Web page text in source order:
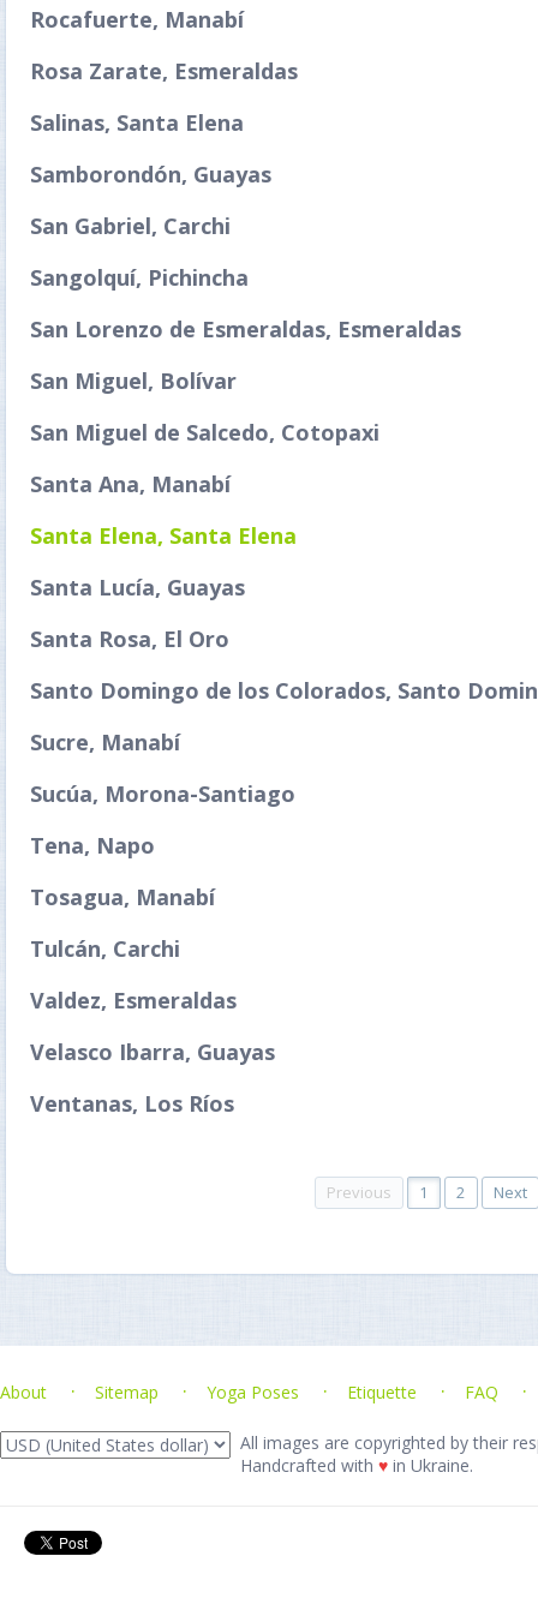
Rocafuerte, Manabí
Rosa Zarate, Esmeraldas
Salinas, Santa Elena
Samborondón, Guayas
San Gabriel, Carchi
Sangolquí, Pichincha
San Lorenzo de Esmeraldas, Esmeraldas
San Miguel, Bolívar
San Miguel de Salcedo, Cotopaxi
Santa Ana, Manabí
Santa Elena, Santa Elena
Santa Lucía, Guayas
Santa Rosa, El Oro
Santo Domingo de los Colorados, Santo
Sucre, Manabí
Sucúa, Morona-Santiago
Tena, Napo
Tosagua, Manabí
Tulcán, Carchi
Valdez, Esmeraldas
Velasco Ibarra, Guayas
Ventanas, Los Ríos
Previous 1 2 Next
About Sitemap Yoga Poses Etiquette FAQ
All images are copyrighted by their
Handcrafted with ♥ in Ukraine.